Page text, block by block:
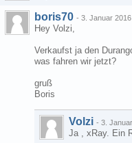
boris70 - 3. Januar 2016
Hey Volzi,
Verkaufst ja den
was fahren wir jetzt?
gruß
Boris
Volzi - 3.
Ja , xRay. Ein